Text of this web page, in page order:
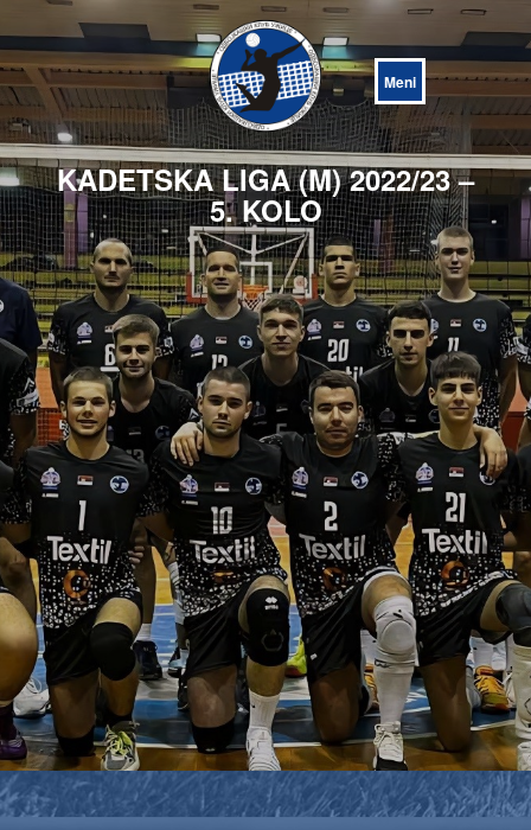
Open
Menu
KADETSKA LIGA (M) 2022/23 –
5. KOLO